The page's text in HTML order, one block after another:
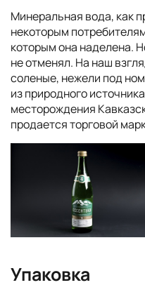
Минеральная вода, как
некоторым
которым она наделена.
не отменял. На наш
соленые, нежели под
из природного
месторождения
продается торговой
Упаковка